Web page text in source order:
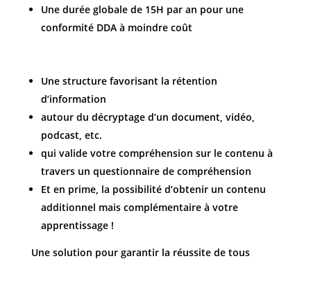
Une durée globale de 15H par an pour une
conformité DDA à moindre coût
Une structure favorisant la rétention
d’information
autour du décryptage d’un document, vidéo,
podcast, etc.
qui valide votre compréhension sur le contenu à
travers un questionnaire de compréhension
Et en prime, la possibilité d’obtenir un contenu
additionnel mais complémentaire à votre
apprentissage !
Une solution pour garantir la réussite de tous